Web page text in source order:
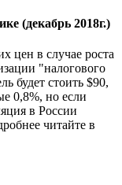
(декабрь 2018г.)
цен в случае роста
"налогового
будет стоить $90,
0,8%, но если
в России
читайте в